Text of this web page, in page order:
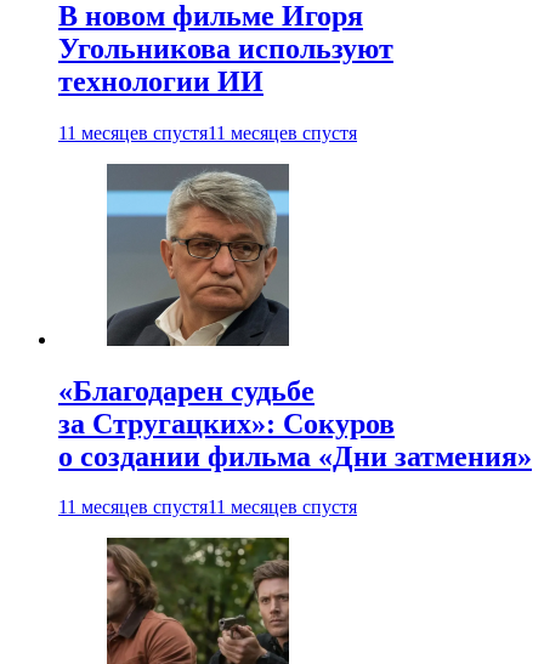
В новом фильме Игоря
Угольникова используют
технологии ИИ
11 месяцев спустя11 месяцев спустя
«Благодарен судьбе
за Стругацких»: Сокуров
о создании фильма «Дни затмения»
11 месяцев спустя11 месяцев спустя